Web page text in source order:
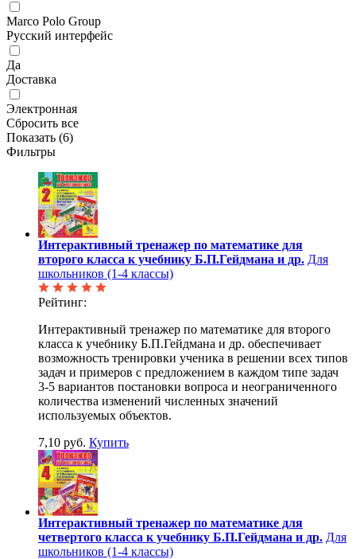
Marco Polo Group
Русский интерфейс
Да
Доставка
Электронная
Сбросить все
Показать (6)
Фильтры
Интерактивный тренажер по математике для
второго класса к учебнику Б.П.Гейдмана и др. Для
школьников (1-4 классы)
Рейтинг:
Интерактивный тренажер по математике для второго
класса к учебнику Б.П.Гейдмана и др. обеспечивает
возможность тренировки ученика в решении всех типов
задач и примеров с предложением в каждом типе задач
3-5 вариантов постановки вопроса и неограниченного
количества изменений численных значений
используемых объектов.
7,10 руб. Купить
Интерактивный тренажер по математике для
четвертого класса к учебнику Б.П.Гейдмана и др. Для
школьников (1-4 классы)